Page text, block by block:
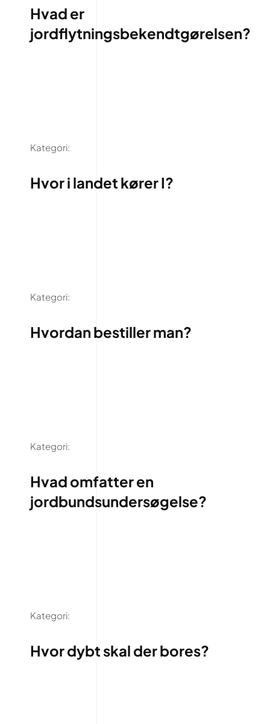
Hvad er
jordflytningsbekendtgørelsen?
Kategori:
Hvor i landet kører I?
Kategori:
Hvordan bestiller man?
Kategori:
Hvad omfatter en
jordbundsundersøgelse?
Kategori:
Hvor dybt skal der bores?